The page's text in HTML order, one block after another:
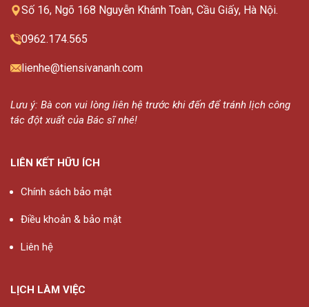
Số 16, Ngõ 168 Nguyễn Khánh Toàn, Cầu Giấy, Hà Nội.
0962.174.565
lienhe@tiensivananh.com
Lưu ý: Bà con vui lòng liên hệ trước khi đến để tránh lịch công
tác đột xuất của Bác sĩ nhé!
LIÊN KẾT HỮU ÍCH
Chính sách bảo mật
Điều khoản & bảo mật
Liên hệ
LỊCH LÀM VIỆC